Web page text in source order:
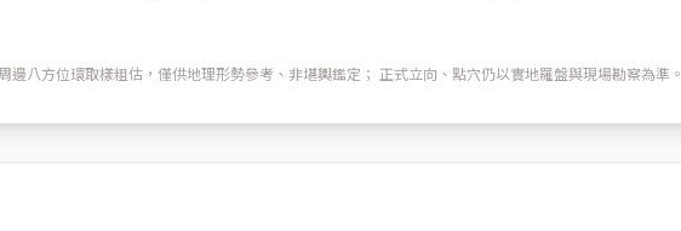
邊八方位環取樣粗估，僅供地理形勢參考、非堪輿鑑定； 正式立向、點穴仍以實地羅盤與現場勘察為準。